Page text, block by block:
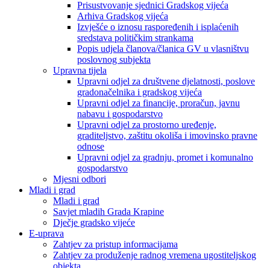
Prisustvovanje sjednici Gradskog vijeća
Arhiva Gradskog vijeća
Izvješće o iznosu raspoređenih i isplaćenih
sredstava političkim strankama
Popis udjela članova/članica GV u vlasništvu
poslovnog subjekta
Upravna tijela
Upravni odjel za društvene djelatnosti, poslove
gradonačelnika i gradskog vijeća
Upravni odjel za financije, proračun, javnu
nabavu i gospodarstvo
Upravni odjel za prostorno uređenje,
graditeljstvo, zaštitu okoliša i imovinsko pravne
odnose
Upravni odjel za gradnju, promet i komunalno
gospodarstvo
Mjesni odbori
Mladi i grad
Mladi i grad
Savjet mladih Grada Krapine
Dječje gradsko vijeće
E-uprava
Zahtjev za pristup informacijama
Zahtjev za produženje radnog vremena ugostiteljskog
objekta